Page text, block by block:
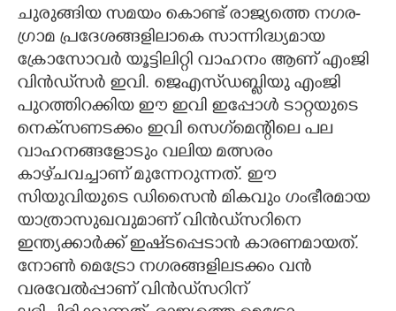
CARTOONS
LITERATURE
ZOOM
ചുരുങ്ങിയ സമയം കൊണ്ട് രാജ്യത്തെ നഗര-
ഗ്രാമ പ്രദേശങ്ങളിലാകെ സാന്നിദ്ധ്യമായ
ക്രോസോവർ‌ യൂട്ടിലിറ്റി വാഹനം ആണ് എംജി
വിൻഡ്‌സർ ഇവി. ജെഎസ്‌ഡബ്ളിയു എംജി
പുറത്തിറക്കിയ ഈ ഇവി ഇപ്പോൾ ടാറ്റയുടെ
നെക്‌സണടക്കം ഇവി സെഗ്‌മെന്റിലെ പല
വാഹനങ്ങളോടും വലിയ മത്സരം
കാഴ്‌ചവച്ചാണ് മുന്നേറുന്നത്. ഈ
സിയുവിയുടെ ഡിസൈൻ മികവും ഗംഭീരമായ
യാത്രാസുഖവുമാണ് വിൻഡ്‌സറിനെ
ഇന്ത്യക്കാർക്ക് ഇഷ്‌ടപ്പെടാൻ കാരണമായത്.
നോൺ മെട്രോ നഗരങ്ങളിലടക്കം വൻ
വരവേൽപ്പാണ് വിൻഡ്‌സറിന്